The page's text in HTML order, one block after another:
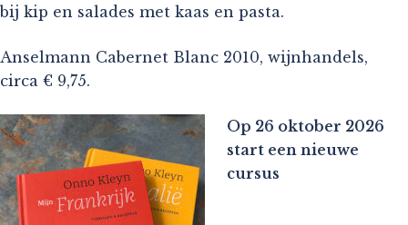
bij kip en salades met kaas en pasta.
Anselmann Cabernet Blanc 2010, wijnhandels,
circa € 9,75.
Op 26 oktober 2026
start een nieuwe
cursus